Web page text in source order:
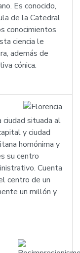
Es conocido,
de la Catedral
conocimientos
ciencia le
además de
cónica.
ciudad situada al
y ciudad
homónima y
su centro
Cuenta
centro de un
un millón y